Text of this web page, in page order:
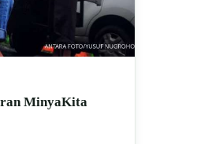
MinyaKita